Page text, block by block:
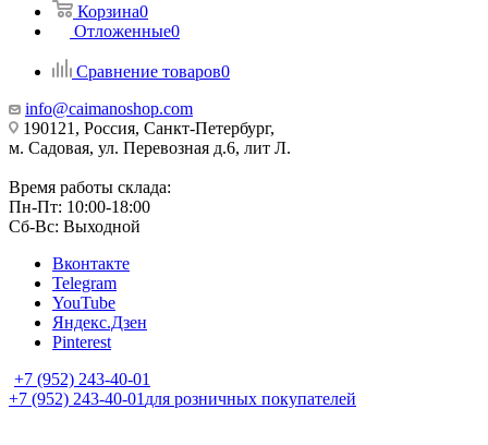
Корзина0
Отложенные0
Сравнение товаров0
info@caimanoshop.com
190121, Россия, Санкт-Петербург,
м. Садовая, ул. Перевозная д.6, лит Л.
Время работы склада:
Пн-Пт: 10:00-18:00
Сб-Вс: Выходной
Вконтакте
Telegram
YouTube
Яндекс.Дзен
Pinterest
+7 (952) 243-40-01
+7 (952) 243-40-01 для розничных покупателей